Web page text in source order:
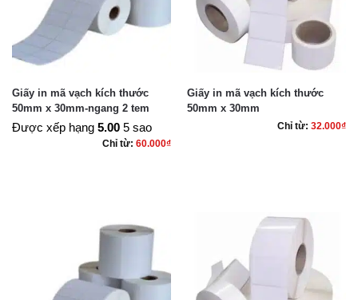
Giấy in mã vạch kích thước
50mm x 30mm-ngang 2 tem
Được xếp hạng 5.00 5 sao
Chỉ từ: 60.000₫
Giấy in mã vạch kích thước
50mm x 30mm
Chỉ từ: 32.000₫